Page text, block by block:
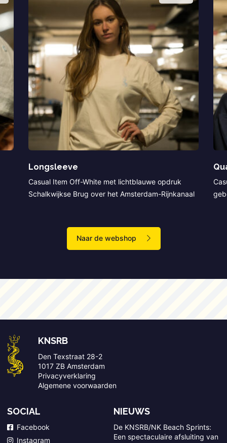
Longsleeve
Casual Item Off-White met lichtblauwe opdruk
Schalkwijkse Brug over het Amsterdam-Rijnkanaal
Naar de webshop
KNSRB
Den Texstraat 28-2
1017 ZB Amsterdam
Privacyverklaring
Algemene voorwaarden
SOCIAL
Facebook
Instagram
NIEUWS
De KNSRB/NK Beach Sprints:
Een spectaculaire afsluiting van